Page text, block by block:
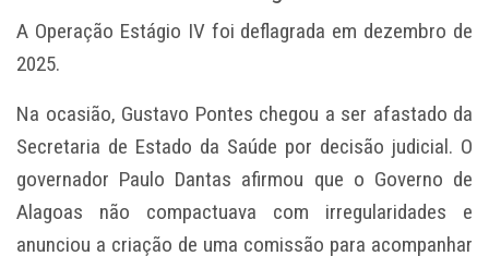
A Operação Estágio IV foi deflagrada em dezembro de
2025.
Na ocasião, Gustavo Pontes chegou a ser afastado da
Secretaria de Estado da Saúde por decisão judicial. O
governador Paulo Dantas afirmou que o Governo de
Alagoas não compactuava com irregularidades e
anunciou a criação de uma comissão para acompanhar